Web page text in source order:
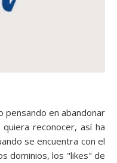
pensando en abandonar
reconocer, así ha
se encuentra con el
dominios, los "likes" de